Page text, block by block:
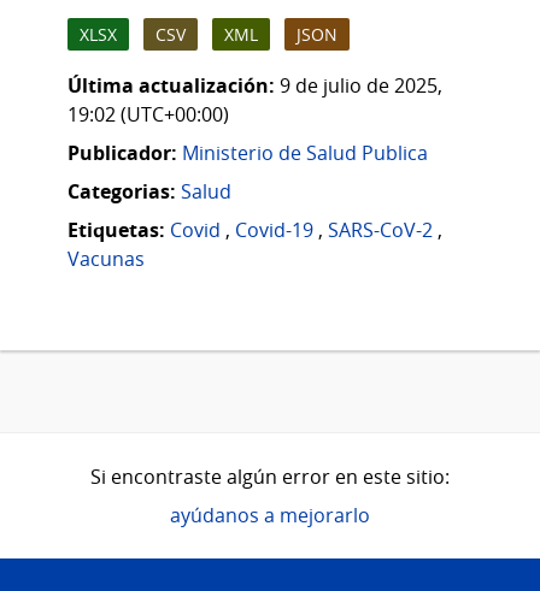
XLSX CSV XML JSON
Última actualización: 9 de julio de 2025,
19:02 (UTC+00:00)
Publicador: Ministerio de Salud Publica
Categorias: Salud
Etiquetas: Covid , Covid-19 , SARS-CoV-2 ,
Vacunas
Si encontraste algún error en este sitio:
ayúdanos a mejorarlo